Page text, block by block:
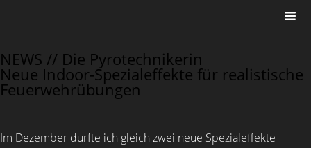
NEWS // Die Pyrotechnikerin
Neue Indoor-Spezialeffekte für realistische
Feuerwehrübungen
Im Dezember durfte ich gleich zwei neue Spezialeffekte